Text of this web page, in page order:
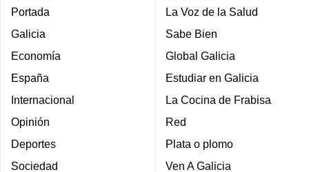
Portada
Galicia
Economía
España
Internacional
Opinión
Deportes
Sociedad
La Voz de la Salud
Sabe Bien
Global Galicia
Estudiar en Galicia
La Cocina de Frabisa
Red
Plata o plomo
Ven A Galicia